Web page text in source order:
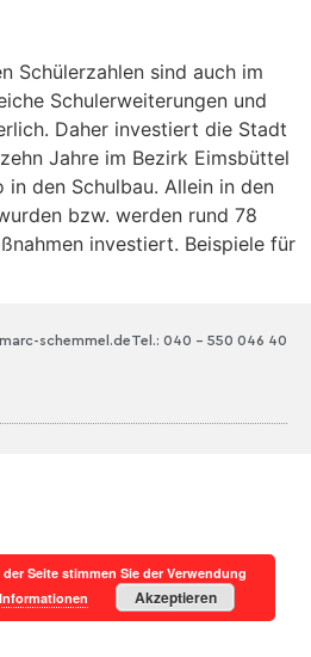
Schülerzahlen sind auch im
Schulerweiterungen und
Daher investiert die Stadt
Jahre im Bezirk Eimsbüttel
den Schulbau. Allein in den
bzw. werden rund 78
investiert. Beispiele für
Tel.: 040 – 550 046 40
schemmel.de
Seite stimmen Sie der Verwendung
Akzeptieren